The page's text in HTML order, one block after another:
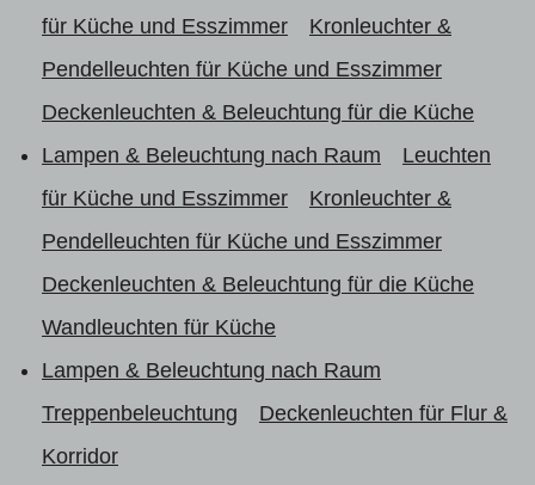
für Küche und Esszimmer
Kronleuchter &
Pendelleuchten für Küche und Esszimmer
Deckenleuchten & Beleuchtung für die Küche
Lampen & Beleuchtung nach Raum
Leuchten
für Küche und Esszimmer
Kronleuchter &
Pendelleuchten für Küche und Esszimmer
Deckenleuchten & Beleuchtung für die Küche
Wandleuchten für Küche
Lampen & Beleuchtung nach Raum
Treppenbeleuchtung
Deckenleuchten für Flur &
Korridor